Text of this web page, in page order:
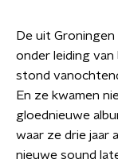
De uit
onder leiding
stond
En ze kwamen
gloednieuwe
waar ze drie jaar
nieuwe sound